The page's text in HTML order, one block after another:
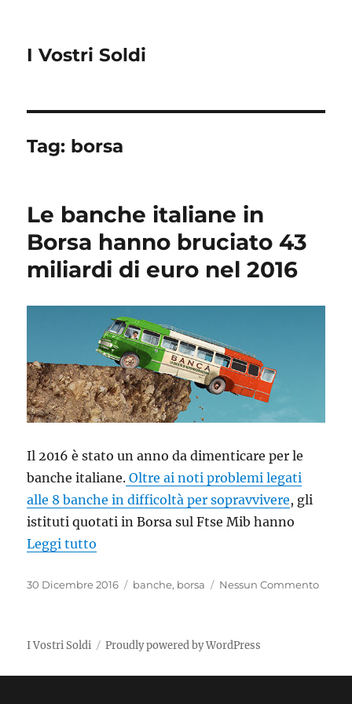
I Vostri Soldi
Tag: borsa
Le banche italiane in
Borsa hanno bruciato 43
miliardi di euro nel 2016
Il 2016 è stato un anno da dimenticare per le
banche italiane. Oltre ai noti problemi legati
alle 8 banche in difficoltà per sopravvivere, gli
istituti quotati in Borsa sul Ftse Mib hanno
Leggi tutto
Pubblicato
30 Dicembre 2016 Tag
banche, borsa Nessun Commento
I Vostri Soldi Proudly powered by WordPress